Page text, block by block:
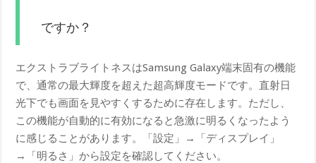
ですか？
エクストラブライトネスはSamsung Galaxy端末固有の機能
で、通常の最大輝度を超えた超高輝度モードです。直射日
光下でも画面を見やすくするために存在します。ただし、
この機能が自動的に有効になると急激に明るくなったよう
に感じることがあります。「設定」→「ディスプレイ」
→「明るさ」から設定を確認してください。